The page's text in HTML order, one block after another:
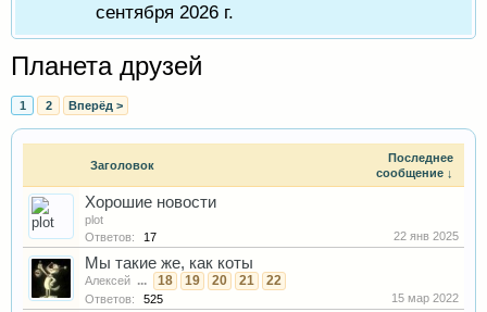
сентября 2026 г.
Планета друзей
1 2 Вперёд >
Заголовок
Последнее
сообщение ↓
Хорошие новости
plot
Ответов:
17 22 янв 2025
Мы такие же, как коты
Алексей ... 18 19 20 21 22
Ответов: 525 15 мар 2022